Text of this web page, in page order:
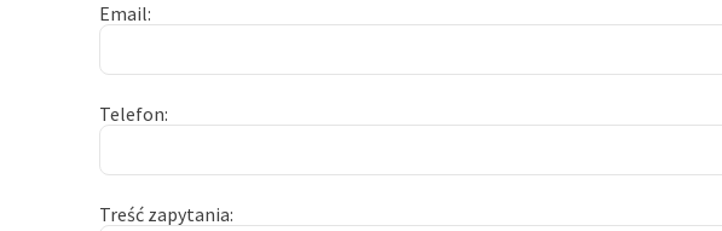
Email
Telefon
Treść zapytania